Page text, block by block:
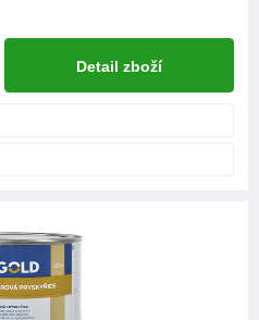
Detail zboží